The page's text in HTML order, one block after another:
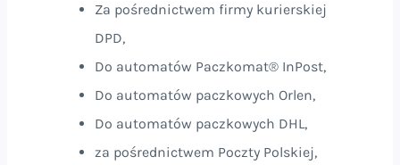
Za pośrednictwem firmy kurierskiej
DPD,
Do automatów Paczkomat® InPost,
Do automatów paczkowych Orlen,
Do automatów paczkowych DHL,
za pośrednictwem Poczty Polskiej,